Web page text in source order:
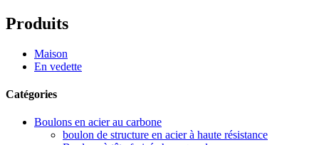
Produits
Maison
En vedette
Catégories
Boulons en acier au carbone
boulon de structure en acier à haute résistance